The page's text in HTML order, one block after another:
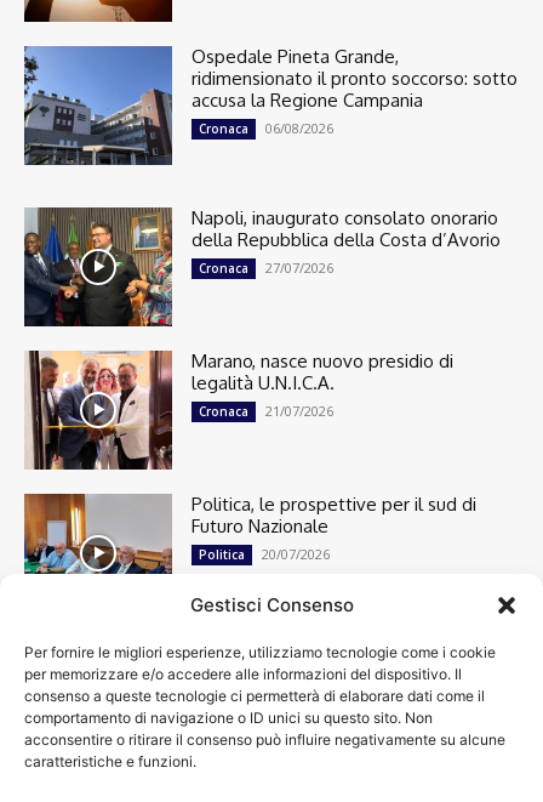
Gestisci Consenso
Per fornire le migliori esperienze, utilizziamo tecnologie come i cookie
per memorizzare e/o accedere alle informazioni del dispositivo. Il
consenso a queste tecnologie ci permetterà di elaborare dati come il
comportamento di navigazione o ID unici su questo sito. Non
acconsentire o ritirare il consenso può influire negativamente su alcune
caratteristiche e funzioni.
Ospedale Pineta Grande,
ridimensionato il pronto soccorso: sotto
accusa la Regione Campania
Cronaca 06/08/2026
Napoli, inaugurato consolato onorario
della Repubblica della Costa d’Avorio
Cronaca 27/07/2026
Marano, nasce nuovo presidio di
legalità U.N.I.C.A.
Cronaca 21/07/2026
Politica, le prospettive per il sud di
Futuro Nazionale
Politica 20/07/2026
Cronaca
13492
Attualità
7299
top
News
4208
Cultura